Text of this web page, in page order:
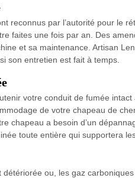
reconnus par l’autorité pour le
faites une fois par an. Des
et sa maintenance. Artisan
son entretien est fait à temps.
votre conduit de fumée
de votre chapeau de
chapeau a besoin d’un
toute entière qui supportera
ou, les gaz